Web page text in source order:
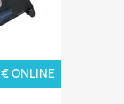
€ ONLINE